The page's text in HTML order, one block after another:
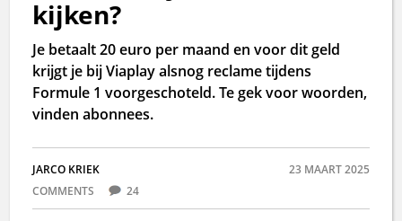
kijken?
Je betaalt 20 euro per maand en voor dit geld
krijgt je bij Viaplay alsnog reclame tijdens
Formule 1 voorgeschoteld. Te gek voor woorden,
vinden abonnees.
JARCO KRIEK
23 MAART 2025
COMMENTS
24